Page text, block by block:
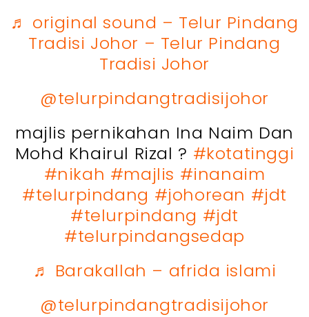
♬ original sound – Telur Pindang
Tradisi Johor – Telur Pindang
Tradisi Johor
@telurpindangtradisijohor
majlis pernikahan Ina Naim Dan
Mohd Khairul Rizal ? #kotatinggi
#nikah #majlis #inanaim
#telurpindang #johorean #jdt
#telurpindang #jdt
#telurpindangsedap
♬ Barakallah – afrida islami
@telurpindangtradisijohor